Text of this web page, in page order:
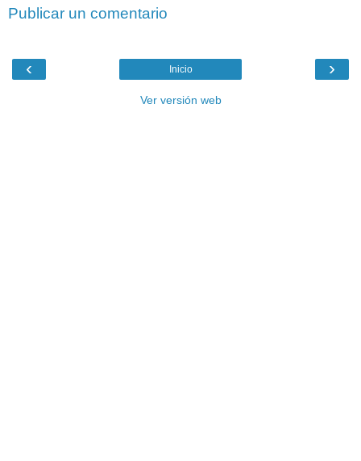
Publicar un comentario
‹ ›
Inicio
Ver versión web